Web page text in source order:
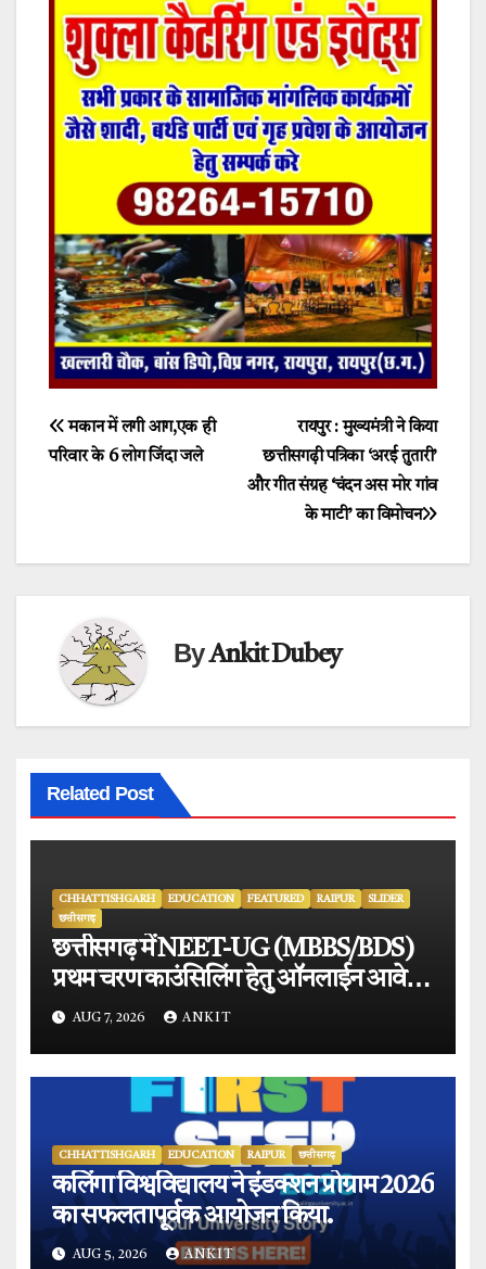
Post
रायपुर : मुख्यमंत्री ने किया
छत्तीसगढ़ी पत्रिका ‘अरई तुतारी’
और गीत संग्रह ‘चंदन अस मोर गांव
के माटी’ का विमोचन
मकान में लगी आग,एक ही
परिवार के 6 लोग जिंदा जले
ByAnkit Dubey
Related Post
CHHATTISHGARH EDUCATION FEATURED RAIPUR
SLIDER
छत्तीसगढ़
छत्तीसगढ़ में NEET-UG (MBBS/BDS)
प्रथम चरण काउंसिलिंग हेतु ऑनलाईन आवेदन
प्रारंभ.
AUG 7, 2026 ANKIT
CHHATTISHGARH EDUCATION RAIPUR छत्तीसगढ़
कलिंगा विश्वविद्यालय ने इंडक्शन प्रोग्राम 2026
का सफलतापूर्वक आयोजन किया.
AUG 5, 2026 ANKIT